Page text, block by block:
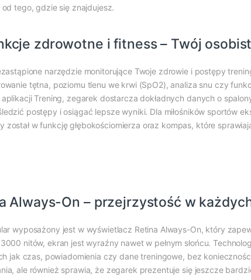
tego, gdzie się znajdujesz.
zdrowotne i fitness – Twój
narzędzie monitorujące Twoje zdrowie i postępy
tętna, poziomu tlenu we krwi (SpO2), analiza snu czy
Trening, zegarek dostarcza dokładnych danych o
postępy i osiągać lepsze wyniki. Dla miłośników sportów
został w funkcję głębokościomierza oraz kompas, które
Always-On – przejrzystość w
wyposażony jest w wyświetlacz Retina Always-On, który
nitów, ekran jest wyraźny nawet w pełnym słońcu.
jak czas, powiadomienia czy dane treningowe, bez
ale również sprawia, że zegarek prezentuje się jeszcze